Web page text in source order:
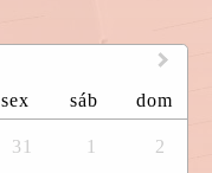
sex sáb dom
31 1
2